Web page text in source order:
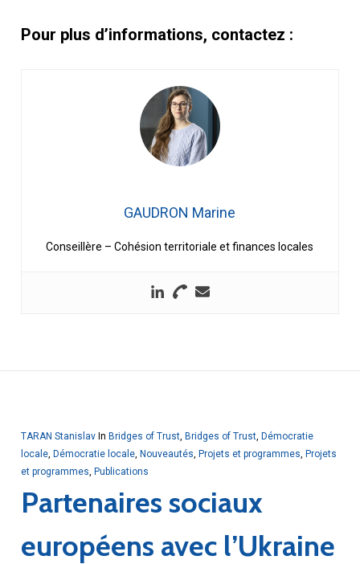
Pour plus d’informations, contactez :
GAUDRON Marine
Conseillère – Cohésion territoriale et finances locales
TARAN Stanislav In Bridges of Trust, Bridges of Trust, Démocratie
locale, Démocratie locale, Nouveautés Projets et programmes Projets
et programmes Publications
Partenaires sociaux
européens avec l’Ukraine